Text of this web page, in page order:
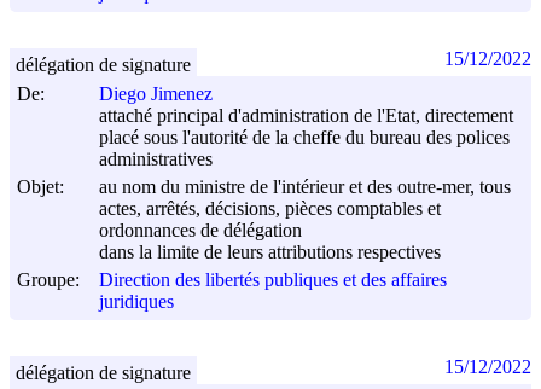
De:
Diego Jimenez
attaché principal d'administration de l'Etat, directement
placé sous l'autorité de la cheffe du bureau des polices
administratives
Objet:
au nom du ministre de l'intérieur et des outre-mer, tous
actes, arrêtés, décisions, pièces comptables et
ordonnances de délégation
dans la limite de leurs attributions respectives
Groupe:
Direction des libertés publiques et des affaires
juridiques
délégation de signature 15/12/2022
délégation de signature 15/12/2022